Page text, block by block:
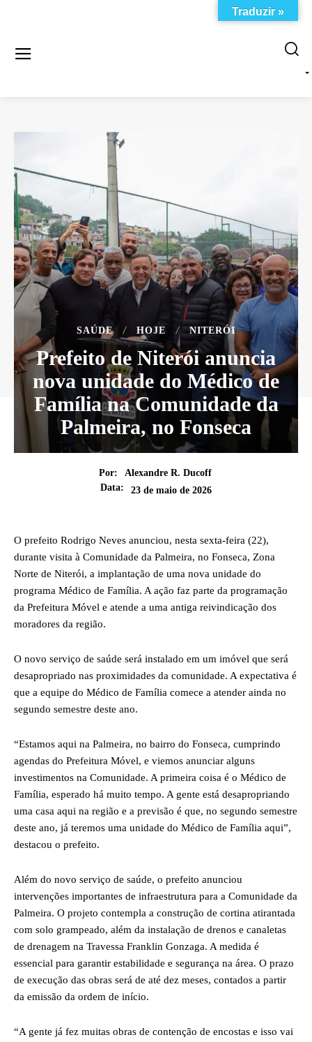
SAÚDE HOJE NITERÓI
Prefeito de Niterói anuncia
nova unidade do Médico de
Família na Comunidade da
Palmeira, no Fonseca
Por:
Alexandre R. Ducoff
Data:
23 de maio de 2026
O prefeito Rodrigo Neves anunciou, nesta sexta-feira (22),
durante visita à Comunidade da Palmeira, no Fonseca, Zona
Norte de Niterói, a implantação de uma nova unidade do
programa Médico de Família. A ação faz parte da programação
da Prefeitura Móvel e atende a uma antiga reivindicação dos
moradores da região.
O novo serviço de saúde será instalado em um imóvel que será
desapropriado nas proximidades da comunidade. A expectativa é
que a equipe do Médico de Família comece a atender ainda no
segundo semestre deste ano.
“Estamos aqui na Palmeira, no bairro do Fonseca, cumprindo
agendas do Prefeitura Móvel, e viemos anunciar alguns
investimentos na Comunidade. A primeira coisa é o Médico de
Família, esperado há muito tempo. A gente está desapropriando
uma casa aqui na região e a previsão é que, no segundo semestre
deste ano, já teremos uma unidade do Médico de Família aqui”,
destacou o prefeito.
Além do novo serviço de saúde, o prefeito anunciou
intervenções importantes de infraestrutura para a Comunidade da
Palmeira. O projeto contempla a construção de cortina atirantada
com solo grampeado, além da instalação de drenos e canaletas
de drenagem na Travessa Franklin Gonzaga. A medida é
essencial para garantir estabilidade e segurança na área. O prazo
de execução das obras será de até dez meses, contados a partir
da emissão da ordem de início.
“A gente já fez muitas obras de contenção de encostas e isso vai
Traduzir »